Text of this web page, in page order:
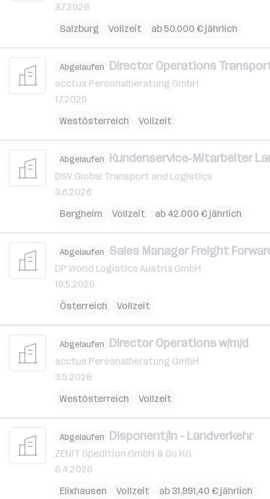
3.7.2026
Salzburg
Vollzeit ab 50.000 € jährlich
Abgelaufen Director Operations
acctus Personalberatung GmbH
1.7.2026
Westösterreich
Vollzeit
Abgelaufen Kundenservice‑Mitarbeiter
DSV Global Transport and Logistics
3.6.2026
Bergheim
Vollzeit ab 42.000 € jährlich
Abgelaufen Sales Manager Freight
DP World Logistics Austria GmbH
19.5.2026
Österreich
Vollzeit
Abgelaufen Director Operations w/m/d
acctus Personalberatung GmbH
3.5.2026
Westösterreich
Vollzeit
Abgelaufen Disponent/in - Landverkehr
ZENIT Spedition GmbH & Co KG
6.4.2026
Elixhausen
Vollzeit ab 31.991,40 € jährlich